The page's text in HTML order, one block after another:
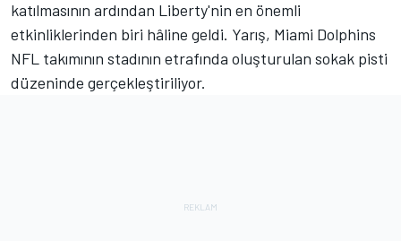
katılmasının ardından Liberty'nin en önemli
etkinliklerinden biri hâline geldi. Yarış, Miami Dolphins
NFL takımının stadının etrafında oluşturulan sokak pisti
düzeninde gerçekleştiriliyor.